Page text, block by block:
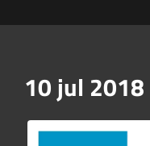
10 jul 2018